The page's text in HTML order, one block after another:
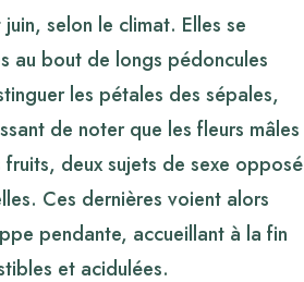
selon le climat. Elles se
au bout de longs pédoncules
les pétales des sépales,
de noter que les fleurs mâles
deux sujets de sexe opposé
Ces dernières voient alors
pendante, accueillant à la fin
et acidulées.